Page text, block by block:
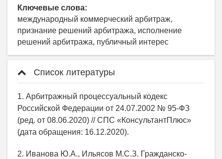
Ключевые слова:
международный коммерческий арбитраж,
признание решений арбитража, исполнение
решений арбитража, публичный интерес
Список литературы
1. Арбитражный процессуальный кодекс
Российской Федерации от 24.07.2002 № 95-ФЗ
(ред. от 08.06.2020) // СПС «КонсультантПлюс»
(дата обращения: 16.12.2020).
2. Иванова Ю.А., Ильясов М.С.З. Гражданско-